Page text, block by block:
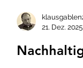
klausgablenz
21. Dez. 2025